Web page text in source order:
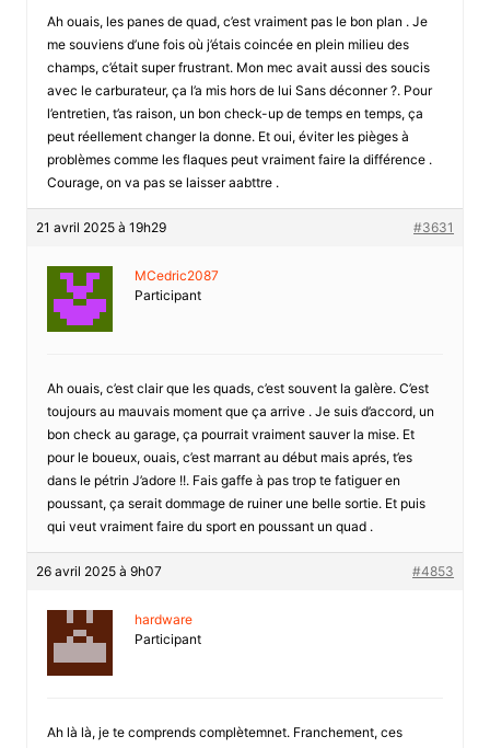
Ah ouais, les panes de quad, c’est vraiment pas le bon plan . Je
me souviens d’une fois où j’étais coincée en plein milieu des
champs, c’était super frustrant. Mon mec avait aussi des soucis
avec le carburateur, ça l’a mis hors de lui Sans déconner ?. Pour
l’entretien, t’as raison, un bon check-up de temps en temps, ça
peut réellement changer la donne. Et oui, éviter les pièges à
problèmes comme les flaques peut vraiment faire la différence .
Courage, on va pas se laisser aabttre .
21 avril 2025 à 19h29 #3631
MCedric2087
Participant
Ah ouais, c’est clair que les quads, c’est souvent la galère. C’est
toujours au mauvais moment que ça arrive . Je suis d’accord, un
bon check au garage, ça pourrait vraiment sauver la mise. Et
pour le boueux, ouais, c’est marrant au début mais aprés, t’es
dans le pétrin J’adore !!. Fais gaffe à pas trop te fatiguer en
poussant, ça serait dommage de ruiner une belle sortie. Et puis
qui veut vraiment faire du sport en poussant un quad .
26 avril 2025 à 9h07 #4853
hardware
Participant
Ah là là, je te comprends complètemnet. Franchement, ces